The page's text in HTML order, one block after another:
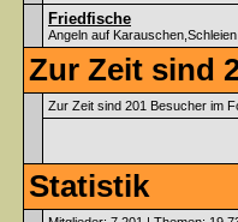
Friedfische
Angeln auf
Zur Zeit sind
Zur Zeit sind 201 Besucher im
Statistik